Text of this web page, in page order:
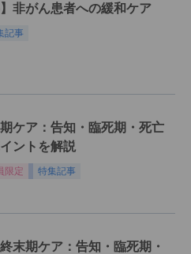
】非がん患者への緩和ケア
記事
ケア：告知・臨死期・死亡
ントを解説
限定 特集記事
末期ケア：告知・臨死期・